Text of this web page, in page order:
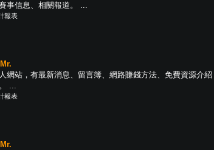
事信息、相關報道。 ...
報表
網站，有最新消息、留言簿、網路賺錢方法、免費資源介紹
...
報表